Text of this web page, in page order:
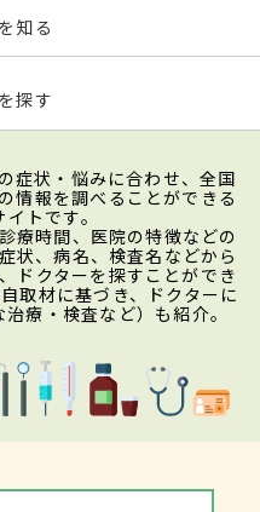
を知る
を探す
症状・悩みに合わせ、全国
情報を調べることができる
トです。
療時間、医院の特徴などの
状、病名、検査名などから
ドクターを探すことができ
取材に基づき、ドクターに
療・検査など）も紹介。